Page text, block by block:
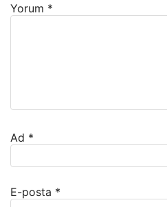
Yorum *
Ad *
E-posta *